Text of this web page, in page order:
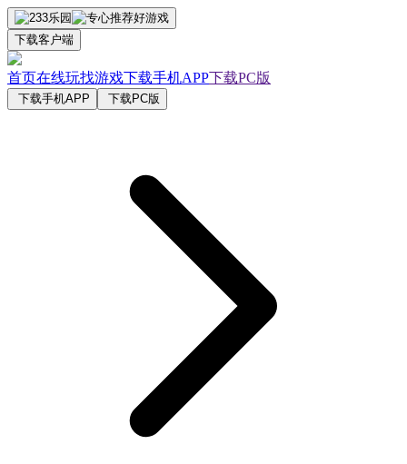
下载客户端
首页在线玩找游戏下载手机APP下载PC版
下载手机APP 下载PC版